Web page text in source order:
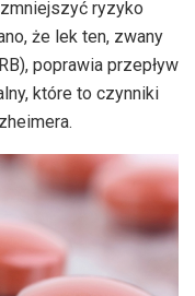
ryzyko
że lek ten, zwany
poprawia przepływ
które to czynniki